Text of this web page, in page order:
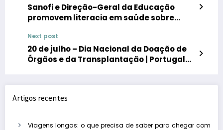
Sanofi e Direção-Geral da Educação
promovem literacia em saúde sobre
raras a crianças do pré-escolar e 1.º ciclo
Next post
20 de julho – Dia Nacional da Doação de
Órgãos e da Transplantação | Portugal
Artigos recentes
Viagens longas: o que precisa de saber para chegar com